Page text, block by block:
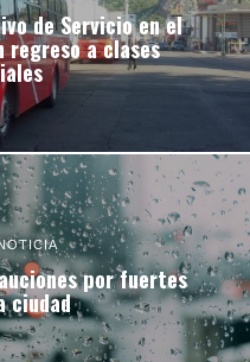
de Servicio en el
a clases
por fuertes
ciudad